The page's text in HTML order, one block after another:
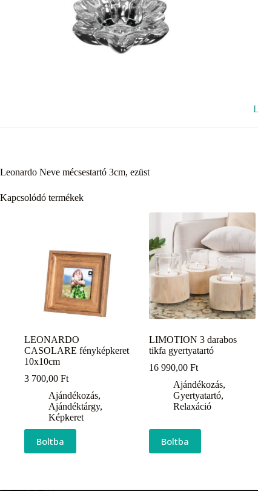
Leonardo Neve mécsestartó 3cm, ezüst
Kapcsolódó termékek
LEONARDO
CASOLARE fényképkeret
10x10cm
3 700,00 Ft
Ajándékozás,
Ajándéktárgy,
Képkeret
Boltba
LIMOTION 3 darabos
tikfa gyertyatartó
16 990,00Ft
Ajándékozás,
Gyertyatartó,
Relaxáció
Boltba